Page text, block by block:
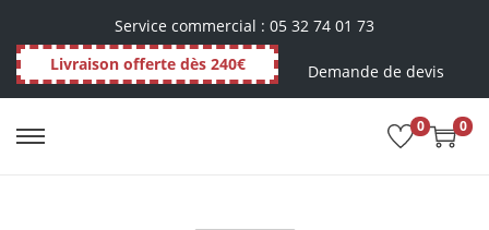
Service commercial : 05 32 74 01 73
Livraison offerte dès 240€
Demande de devis
0 0